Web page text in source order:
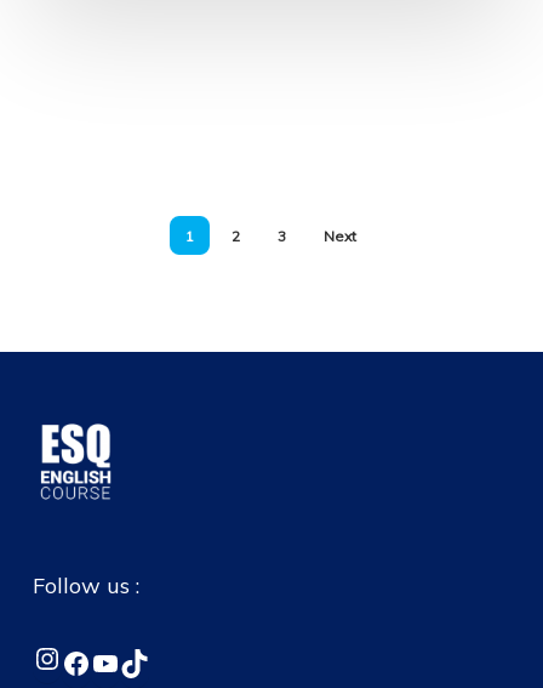
1 2 3 Next
Follow us :
Instagram
Facebook
YouTube
TikTok